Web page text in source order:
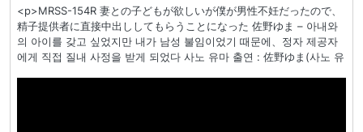
<p>MRSS-154R 妻との子どもが欲しいが僕が男性不妊だったので、
精子提供者に直接中出ししてもらうことになった 佐野ゆま – 아내와
의 아이를 갖고 싶었지만 내가 남성 불임이었기 때문에、정자 제공자
에게 직접 질내 사정을 받게 되었다 사노 유마 출연 : 佐野ゆま(사노 유